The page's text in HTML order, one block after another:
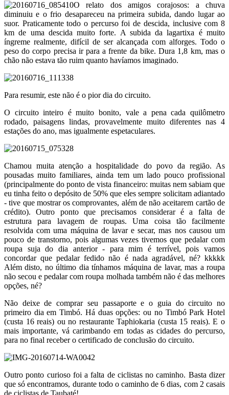
O relato dos amigos corajosos: a chuva
diminuiu e o frio desapareceu na primeira subida, dando lugar ao
suor. Praticamente todo o percurso foi de descida, inclusive com 8
km de uma descida muito forte. A subida da lagartixa é muito
íngreme realmente, difícil de ser alcançada com alforges. Todo o
peso do corpo precisa ir para a frente da bike. Dura 1,8 km, mas o
chão não estava tão ruim quanto havíamos imaginado.
Para resumir, este não é o pior dia do circuito.
O circuito inteiro é muito bonito, vale a pena cada quilômetro
rodado, paisagens lindas, provavelmente muito diferentes nas 4
estações do ano, mas igualmente espetaculares.
Chamou muita atenção a hospitalidade do povo da região. As
pousadas muito familiares, ainda tem um lado pouco profissional
(principalmente do ponto de vista financeiro: muitas nem sabiam que
eu tinha feito o depósito de 50% que eles sempre solicitam adiantado
- tive que mostrar os comprovantes, além de não aceitarem cartão de
crédito). Outro ponto que precisamos considerar é a falta de
estrutura para lavagem de roupas. Uma coisa tão facilmente
resolvida com uma máquina de lavar e secar, mas nos causou um
pouco de transtorno, pois algumas vezes tivemos que pedalar com
roupa suja do dia anterior - para mim é terrível, pois vamos
concordar que pedalar fedido não é nada agradável, né? kkkkk
Além disto, no último dia tínhamos máquina de lavar, mas a roupa
não secou e pedalar com roupa molhada também não é das melhores
opções, né?
Não deixe de comprar seu passaporte e o guia do circuito no
primeiro dia em Timbó. Há duas opções: ou no Timbó Park Hotel
(custa 16 reais) ou no restaurante Taphiokaria (custa 15 reais). E o
mais importante, vá carimbando em todas as cidades do percurso,
para no final receber o certificado de conclusão do circuito.
Outro ponto curioso foi a falta de ciclistas no caminho. Basta dizer
que só encontramos, durante todo o caminho de 6 dias, com 2 casais
de ciclistas de Taubaté!